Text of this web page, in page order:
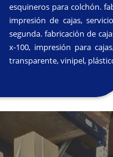
esquineros para colchón.
impresión de cajas,
segunda. fabricación de
x-100, impresión para
transparente, vinipel,